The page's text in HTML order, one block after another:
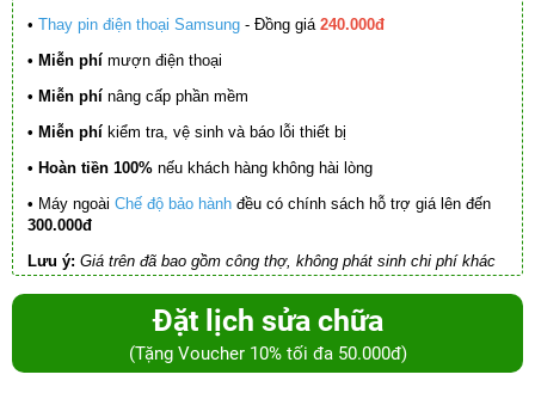
• Thay pin điện thoại Samsung - Đồng giá 240.000đ
• Miễn phí mượn điện thoại
• Miễn phí nâng cấp phần mềm
• Miễn phí kiểm tra, vệ sinh và báo lỗi thiết bị
• Hoàn tiền 100% nếu khách hàng không hài lòng
• Máy ngoài Chế độ bảo hành đều có chính sách hỗ trợ giá lên đến
300.000đ
Lưu ý: Giá trên đã bao gồm công thợ, không phát sinh chi phí khác
Đặt lịch sửa chữa
(Tặng Voucher 10% tối đa 50.000đ)